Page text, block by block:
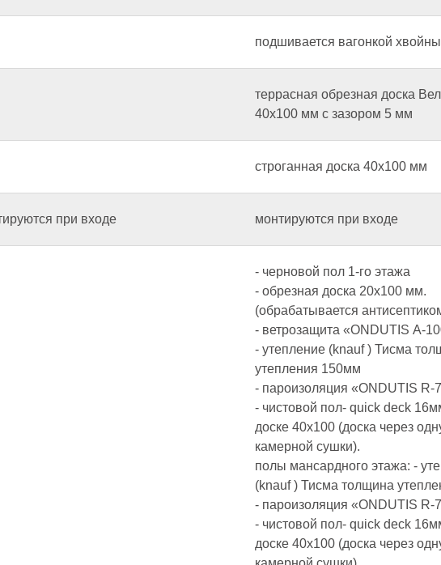
подшивается вагонкой
террасная обрезная доска
40х100 мм с зазором 5 мм
строганная доска 40х100 мм
при входе монтируются при входе
- черновой пол 1-го этажа
- обрезная доска 20х100 мм.
(обрабатывается
- ветрозащита «ONDUTIS А-
- утепление (knauf ) Тисма
утепления 150мм
- пароизоляция «ONDUTIS R-
- чистовой пол- quick deck
доске 40х100 (доска через
камерной сушки).
полы мансардного этажа: -
(knauf ) Тисма толщина
- пароизоляция «ONDUTIS R-
- чистовой пол- quick deck
доске 40х100 (доска через